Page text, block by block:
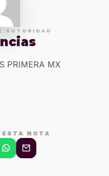
AUTORIDAD
PRIMERA MX
NOTA